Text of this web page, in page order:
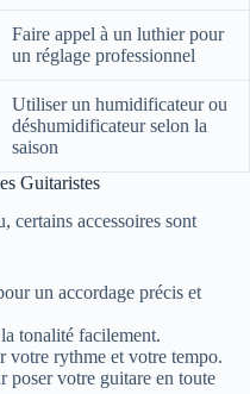
Faire appel à un luthier pour
un réglage professionnel
Utiliser un humidificateur ou
déshumidificateur selon la
saison
Guitaristes
certains accessoires sont
un accordage précis et
tonalité facilement.
votre rythme et votre tempo.
poser votre guitare en toute